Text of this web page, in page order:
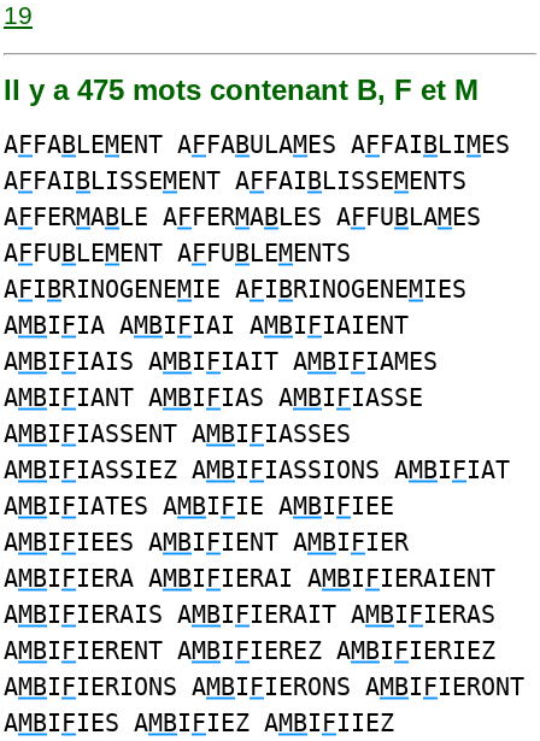
19
Il y a 475 mots contenant B, F et M
AFFABLEMENT AFFABULAMES AFFAIBLIMES
AFFAIBLISSEMENT AFFAIBLISSEMENTS
AFFERMABLE AFFERMABLES AFFUBLAMES
AFFUBLEMENT AFFUBLEMENTS
AFIBRINOGENEMIE AFIBRINOGENEMIES
AMBIFIA AMBIFIAI AMBIFIAIENT
AMBIFIAIS AMBIFIAIT AMBIFIAMES
AMBIFIANT AMBIFIAS AMBIFIASSE
AMBIFIASSENT AMBIFIASSES
AMBIFIASSIEZ AMBIFIASSIONS AMBIFIAT
AMBIFIATES AMBIFIE AMBIFIEE
AMBIFIEES AMBIFIENT AMBIFIER
AMBIFIERA AMBIFIERAI AMBIFIERAIENT
AMBIFIERAIS AMBIFIERAIT AMBIFIERAS
AMBIFIERENT AMBIFIEREZ AMBIFIERIEZ
AMBIFIERIONS AMBIFIERONS AMBIFIERONT
AMBIFIES AMBIFIEZ AMBIFIIEZ